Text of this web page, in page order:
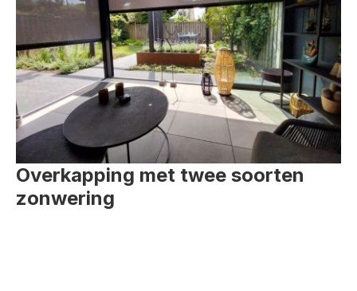
Overkapping met twee soorten
zonwering